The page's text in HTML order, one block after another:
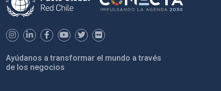
Ayúdanos a transformar el mundo a través
de los negocios